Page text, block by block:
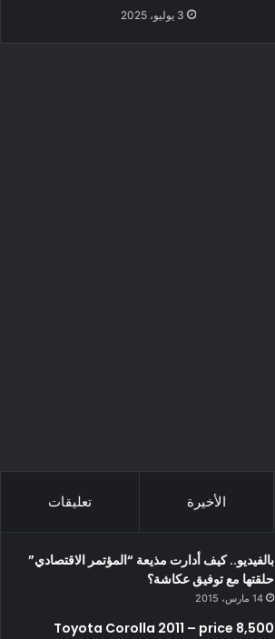
3 يوليو، 2025
الأخيرة تعليقات
بالفيديو.. كيف أدارت مذيعة “المؤتمر الاقتصادي”
حلقتها مع توفيق عكاشة؟
14 مارس، 2015
Toyota Corolla 2011 – price 8,500